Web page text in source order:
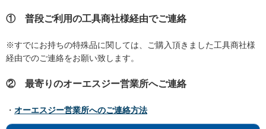
① 普段ご利用の工具商社様経由でご連絡
※すでにお持ちの特殊品に関しては、ご購入頂きました工具商社様
経由でのご連絡をお願い致します。
② 最寄りのオーエスジー営業所へご連絡
・ オーエスジー営業所へのご連絡方法